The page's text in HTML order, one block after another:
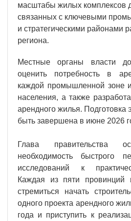
масштабы жилых комплексов
связанных с ключевыми
и стратегическими районами
региона.
Местные органы власти
оценить потребность в
каждой промышленной зоне
населения, а также
арендного жилья. Подготовка
быть завершена в июне 2026
Глава правительства
необходимость быстрого
исследований к
Каждая из пяти провинций
стремиться начать
одного проекта арендного
года и приступить к